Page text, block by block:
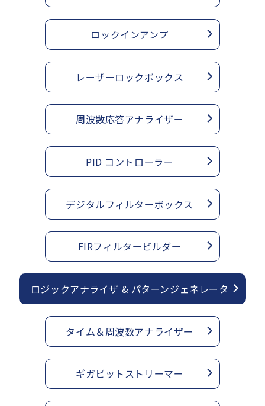
ロックインアンプ
レーザーロックボックス
周波数応答アナライザー
PID コントローラー
デジタルフィルターボックス
FIRフィルタービルダー
ロジックアナライザ & パターンジェネレータ
タイム＆周波数アナライザー
ギガビットストリーマー